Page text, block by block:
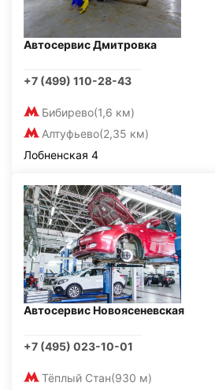
Автосервис Дмитровка
+7 (499) 110-28-43
Бибирево(1,6 км)
Алтуфьево(2,35 км)
Лобненская 4
Автосервис Новоясеневская
+7 (495) 023-10-01
Тёплый Стан(930 м)